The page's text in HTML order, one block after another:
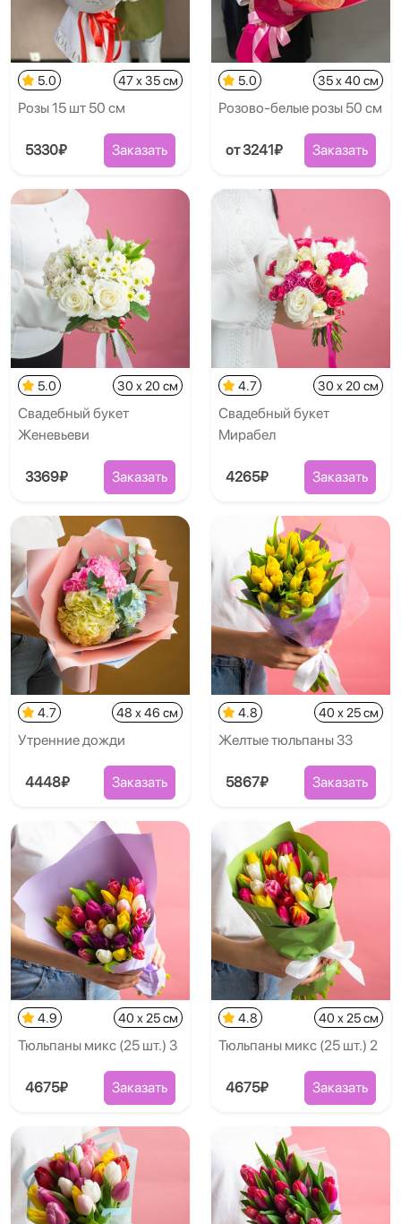
5.0 47 x 35 см
Розы 15 шт 50 см
5330₽ Заказать
5.0 35 x 40 см
Розово-белые розы 50 см
от 3241₽ Заказать
5.0 30 x 20 см
Свадебный букет
Женевьеви
3369₽ Заказать
4.7 30 x 20 см
Свадебный букет
Мирабел
4265₽ Заказать
4.7 48 x 46 см
Утренние дожди
4448₽ Заказать
4.8 40 x 25 см
Желтые тюльпаны 33
5867₽ Заказать
4.9 40 x 25 см
Тюльпаны микс (25 шт.) 3
4675₽ Заказать
4.8 40 x 25 см
Тюльпаны микс (25 шт.) 2
4675₽ Заказать